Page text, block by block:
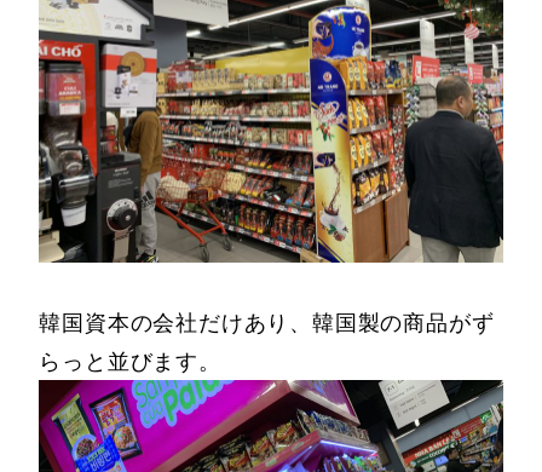
韓国資本の会社だけあり、韓国製の商品がず
らっと並びます。